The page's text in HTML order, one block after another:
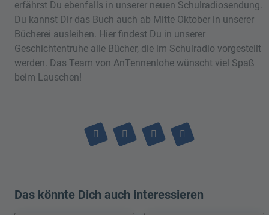
erfährst Du ebenfalls in unserer neuen Schulradiosendung.
Du kannst Dir das Buch auch ab Mitte Oktober in unserer
Bücherei ausleihen. Hier findest Du in unserer
Geschichtentruhe alle Bücher, die im Schulradio vorgestellt
werden. Das Team von AnTennenlohe wünscht viel Spaß
beim Lauschen!
Das könnte Dich auch interessieren